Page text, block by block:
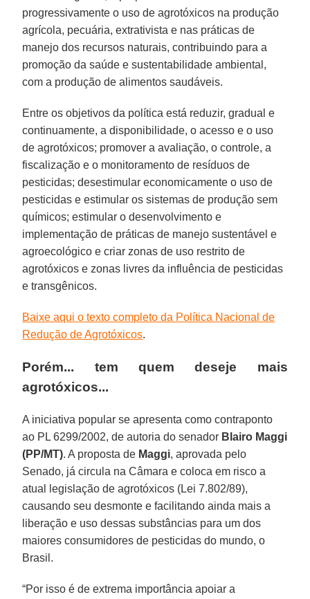
progressivamente o uso de agrotóxicos na produção
agrícola, pecuária, extrativista e nas práticas de
manejo dos recursos naturais, contribuindo para a
promoção da saúde e sustentabilidade ambiental,
com a produção de alimentos saudáveis.
Entre os objetivos da política está reduzir, gradual e
continuamente, a disponibilidade, o acesso e o uso
de agrotóxicos; promover a avaliação, o controle, a
fiscalização e o monitoramento de resíduos de
pesticidas; desestimular economicamente o uso de
pesticidas e estimular os sistemas de produção sem
químicos; estimular o desenvolvimento e
implementação de práticas de manejo sustentável e
agroecológico e criar zonas de uso restrito de
agrotóxicos e zonas livres da influência de pesticidas
e transgênicos.
Baixe aqui o texto completo da Política Nacional de
Redução de Agrotóxicos.
Porém... tem quem deseje mais
agrotóxicos...
A iniciativa popular se apresenta como contraponto
ao PL 6299/2002, de autoria do senador Blairo Maggi
(PP/MT). A proposta de Maggi, aprovada pelo
Senado, já circula na Câmara e coloca em risco a
atual legislação de agrotóxicos (Lei 7.802/89),
causando seu desmonte e facilitando ainda mais a
liberação e uso dessas substâncias para um dos
maiores consumidores de pesticidas do mundo, o
Brasil.
“Por isso é de extrema importância apoiar a